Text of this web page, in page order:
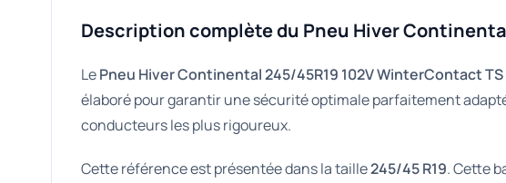
Description complète du Pneu Hiver
LePneu Hiver Continental 245/45R19 102V WinterContact TS
élaboré pour garantir une sécurité optimale parfaitement
conducteurs les plus rigoureux.
Cette référence est présentée dans la taille245/45 R19. Cette